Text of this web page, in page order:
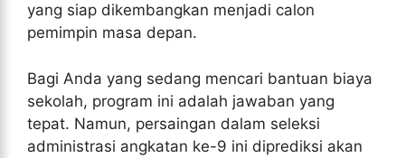
yang siap dikembangkan menjadi calon
pemimpin masa depan.
Bagi Anda yang sedang mencari bantuan biaya
sekolah, program ini adalah jawaban yang
tepat. Namun, persaingan dalam seleksi
administrasi angkatan ke-9 ini diprediksi akan